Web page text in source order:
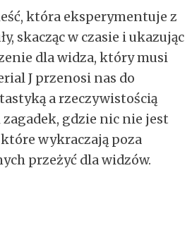
która eksperymentuje z
skacząc w czasie i ukazując
dla widza, który musi
J przenosi nas do
a rzeczywistością
gdzie nic nie jest
wykraczają poza
przeżyć dla widzów.